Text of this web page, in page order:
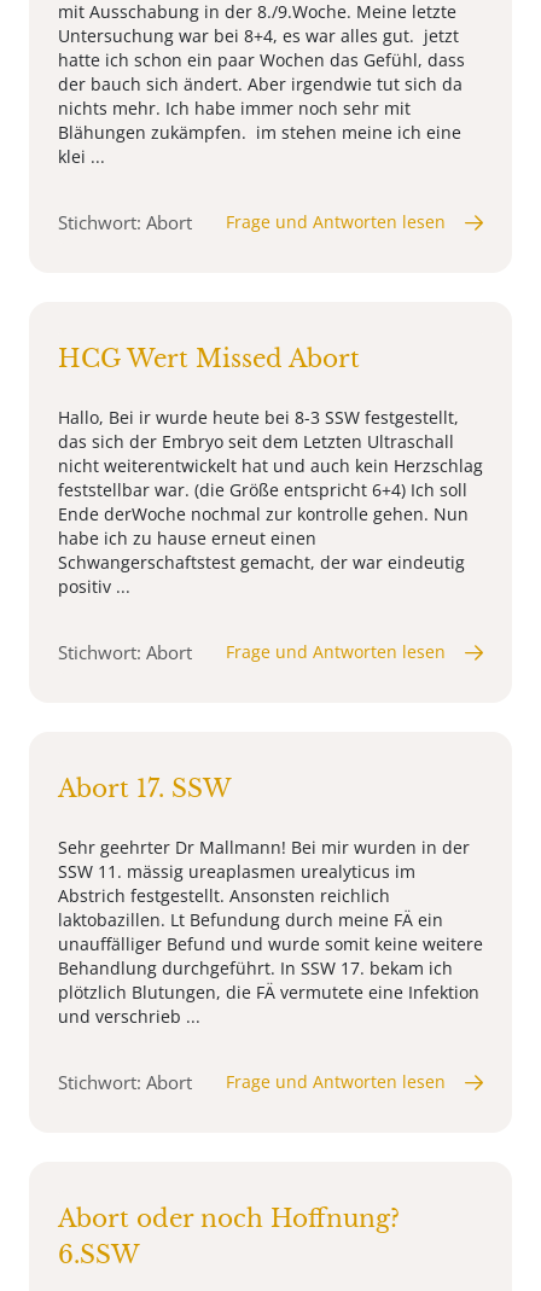
mit Ausschabung in der 8./9.Woche. Meine letzte
Untersuchung war bei 8+4, es war alles gut. jetzt
hatte ich schon ein paar Wochen das Gefühl, dass
der bauch sich ändert. Aber irgendwie tut sich da
nichts mehr. Ich habe immer noch sehr mit
Blähungen zukämpfen. im stehen meine ich eine
klei ...
Stichwort: Abort Frage und Antworten lesen
HCG Wert Missed Abort
Hallo, Bei ir wurde heute bei 8-3 SSW festgestellt,
das sich der Embryo seit dem Letzten Ultraschall
nicht weiterentwickelt hat und auch kein Herzschlag
feststellbar war. (die Größe entspricht 6+4) Ich soll
Ende derWoche nochmal zur kontrolle gehen. Nun
habe ich zu hause erneut einen
Schwangerschaftstest gemacht, der war eindeutig
positiv ...
Stichwort: Abort Frage und Antworten lesen
Abort 17. SSW
Sehr geehrter Dr Mallmann! Bei mir wurden in der
SSW 11. mässig ureaplasmen urealyticus im
Abstrich festgestellt. Ansonsten reichlich
laktobazillen. Lt Befundung durch meine FÄ ein
unauffälliger Befund und wurde somit keine weitere
Behandlung durchgeführt. In SSW 17. bekam ich
plötzlich Blutungen, die FÄ vermutete eine Infektion
und verschrieb ...
Stichwort: Abort Frage und Antworten lesen
Abort oder noch Hoffnung?
6.SSW